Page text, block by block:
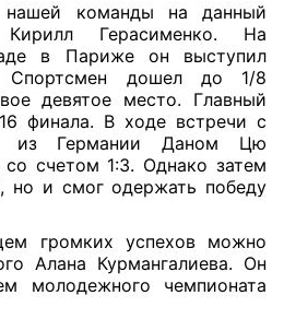
команды на данный
Герасименко. На
в Париже он выступил
Спортсмен дошел до 1/8
девятое место. Главный
финала. В ходе встречи с
из Германии Даном Цю
со счетом 1:3. Однако затем
но и смог одержать победу
громких успехов можно
Алана Курмангалиева. Он
молодежного чемпионата